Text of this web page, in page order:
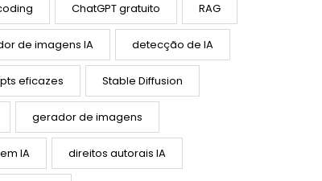
ChatGPT gratuito RAG
de imagens IA detecção de IA
eficazes Stable Diffusion
gerador de imagens
IA direitos autorais IA